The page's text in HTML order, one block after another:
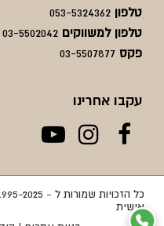
טלפון 053-5324362
טלפון למשווקים 03-5502042
פקס 03-5507877
עקבו אחרינו
אישית